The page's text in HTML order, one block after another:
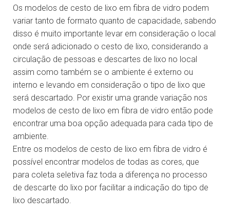
Os modelos de cesto de lixo em fibra de vidro podem
variar tanto de formato quanto de capacidade, sabendo
disso é muito importante levar em consideração o local
onde será adicionado o cesto de lixo, considerando a
circulação de pessoas e descartes de lixo no local
assim como também se o ambiente é externo ou
interno e levando em consideração o tipo de lixo que
será descartado. Por existir uma grande variação nos
modelos de cesto de lixo em fibra de vidro então pode
encontrar uma boa opção adequada para cada tipo de
ambiente.
Entre os modelos de cesto de lixo em fibra de vidro é
possível encontrar modelos de todas as cores, que
para coleta seletiva faz toda a diferença no processo
de descarte do lixo por facilitar a indicação do tipo de
lixo descartado.